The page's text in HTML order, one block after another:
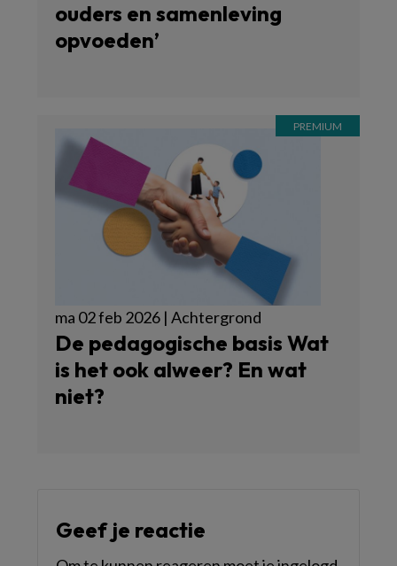
ouders en samenleving
opvoeden’
ma 02 feb 2026 | Achtergrond
De pedagogische basis Wat
is het ook alweer? En wat
niet?
Geef je reactie